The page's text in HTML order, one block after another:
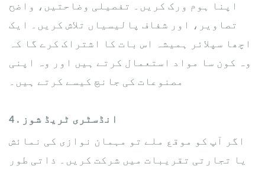
اپنا ہوم ورک کریں۔ تفصیلی وضاحتیں، واضح
تصاویر، اور شفاف پالیسیاں تلاش کریں۔ ایک
اچھا سپلائر ہمیشہ اس بات کا اشتراک کرے گا کہ
وہ کون سا مواد استعمال کرتے ہیں اور وہ اپنی
مصنوعات کی جانچ کیسے کرتے ہیں۔
4
. انڈسٹری ٹریڈ شوز
اگر آپ کو موقع ملے تو مہمان نوازی کی نمائش
یا تجارتی تقریبات میں شرکت کریں۔ ذاتی طور